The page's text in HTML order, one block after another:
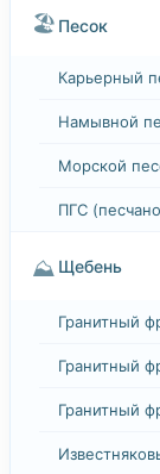
🏖️ Песок
Карьерный
Намывной
Морской
ПГС
⛰️ Щебень
Гранитный
Гранитный
Гранитный